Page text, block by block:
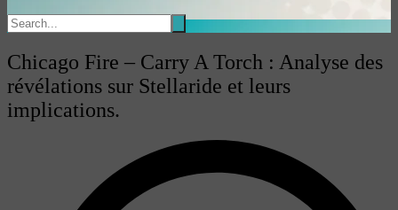
Chicago Fire – Carry A Torch : Analyse des
révélations sur Stellaride et leurs
implications.